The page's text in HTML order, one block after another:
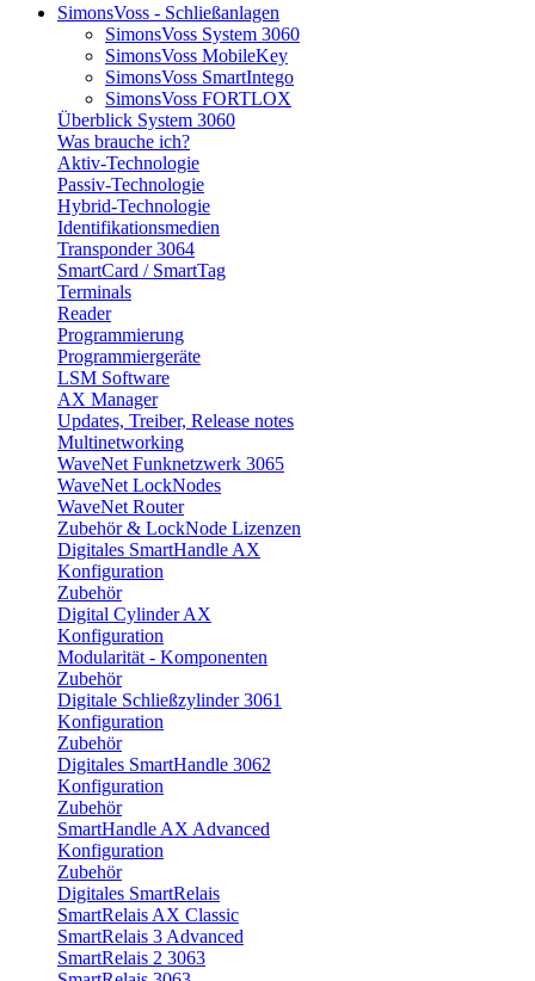
SimonsVoss - Schließanlagen
SimonsVoss System 3060
SimonsVoss MobileKey
SimonsVoss SmartIntego
SimonsVoss FORTLOX
Überblick System 3060
Was brauche ich?
Aktiv-Technologie
Passiv-Technologie
Hybrid-Technologie
Identifikationsmedien
Transponder 3064
SmartCard / SmartTag
Terminals
Reader
Programmierung
Programmiergeräte
LSM Software
AX Manager
Updates, Treiber, Release notes
Multinetworking
WaveNet Funknetzwerk 3065
WaveNet LockNodes
WaveNet Router
Zubehör & LockNode Lizenzen
Digitales SmartHandle AX
Konfiguration
Zubehör
Digital Cylinder AX
Konfiguration
Modularität - Komponenten
Zubehör
Digitale Schließzylinder 3061
Konfiguration
Zubehör
Digitales SmartHandle 3062
Konfiguration
Zubehör
SmartHandle AX Advanced
Konfiguration
Zubehör
Digitales SmartRelais
SmartRelais AX Classic
SmartRelais 3 Advanced
SmartRelais 2 3063